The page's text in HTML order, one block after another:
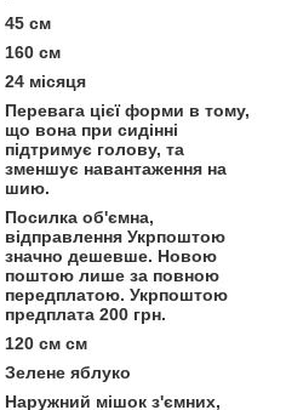
45 см
160 см
24 місяця
Перевага цієї форми в тому,
що вона при сидінні
підтримує голову, та
зменшує навантаження на
шию.
Посилка об'ємна,
відправлення Укрпоштою
значно дешевше. Новою
поштою лише за повною
передплатою. Укрпоштою
предплата 200 грн.
120 см см
Зелене яблуко
Наружний мішок з'ємних,